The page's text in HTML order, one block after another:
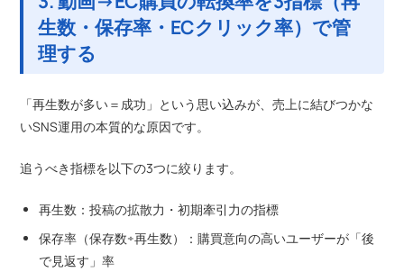
生数・保存率・ECクリック率）で管
理する
「再生数が多い＝成功」という思い込みが、売上に結びつかな
いSNS運用の本質的な原因です。
追うべき指標を以下の3つに絞ります。
再生数：投稿の拡散力・初期牽引力の指標
保存率（保存数÷再生数）：購買意向の高いユーザーが「後
で見返す」率